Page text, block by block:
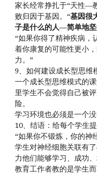
家长经常挣扎于“天性—
败归因于基因。“基因很
子是什么的人—简单地坚
“如果你得了精神疾病，
着你康复的可能性更小
力。”
9、如何建设成长型思维
一个成长型思维模式的
里学生不会觉得自己被
险。
学习环境也必须是一个没
10、结语：给每个学生
“如果你不锻炼，你的神
学生对神经细胞关联有
力他们能够学习、成功、
教育工作者教的是学生而